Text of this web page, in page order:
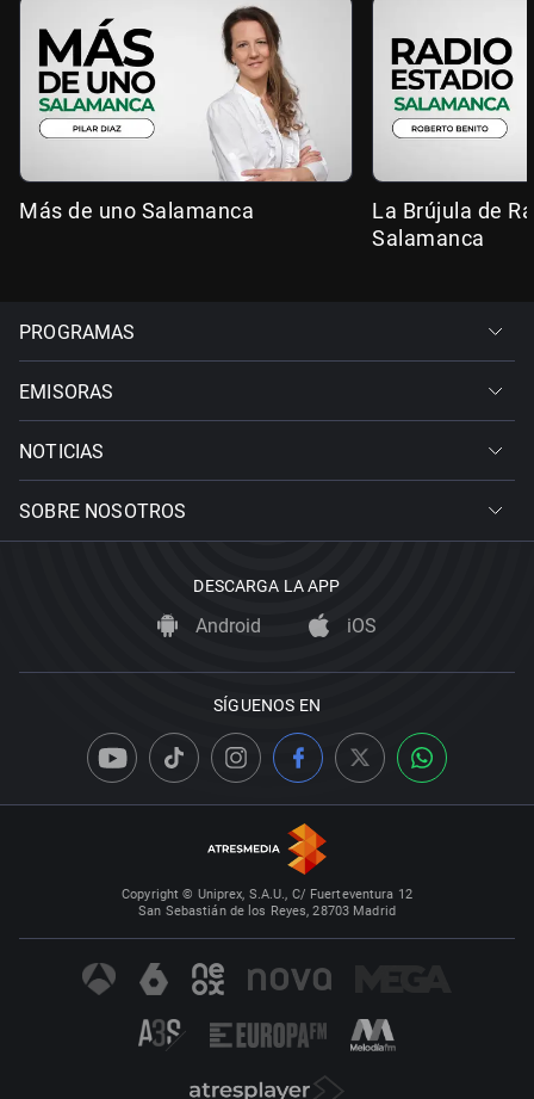
Más de uno Salamanca
La Brújula de
Salamanca
PROGRAMAS
EMISORAS
NOTICIAS
SOBRE NOSOTROS
DESCARGA LA APP
Android iOS
SÍGUENOS EN
Copyright © Uniprex, S.A.U., C/ Fuerteventura 12
San Sebastián de los Reyes, 28703 Madrid